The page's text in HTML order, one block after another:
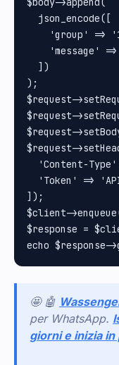
  json_encode([
'group' =>
'message'
  ])
);
$request-
$request-
$request-
$request-
'Content-
'Token' =>
]);
$client-
$response =
🤩 🤖
per WhatsApp.
giorni e inizia